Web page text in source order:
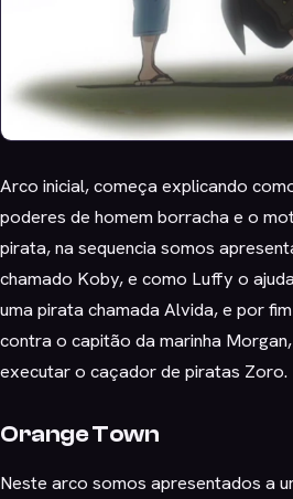
Arco inicial, começa explicando
poderes de homem borracha e o
pirata, na sequencia somos
chamado Koby, e como Luffy o
uma pirata chamada Alvida, e por
contra o capitão da marinha
executar o caçador de piratas Zoro.
Orange Town
Neste arco somos apresentados a